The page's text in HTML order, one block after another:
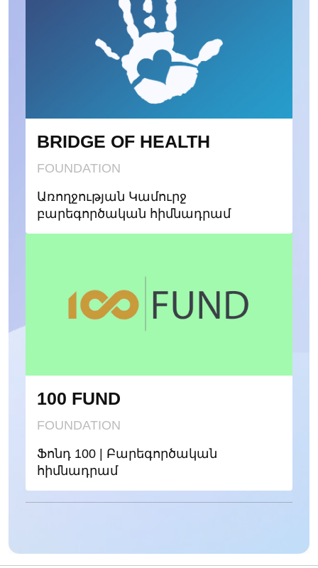
BRIDGE OF HEALTH
FOUNDATION
Առողջության Կամուրջ
բարեգործական հիմնադրամ
100 FUND
FOUNDATION
Ֆոնդ 100 | Բարեգործական
հիմնադրամ